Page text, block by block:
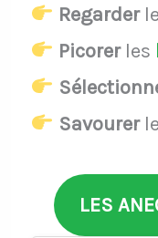
Regarder
Picorerles
Savourer
LES